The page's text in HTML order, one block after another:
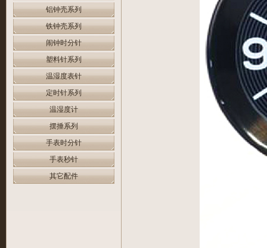
铝钟壳系列
铁钟壳系列
闹钟时分针
塑料针系列
温湿度表针
定时针系列
温湿度计
摆捶系列
手表时分针
手表秒针
其它配件